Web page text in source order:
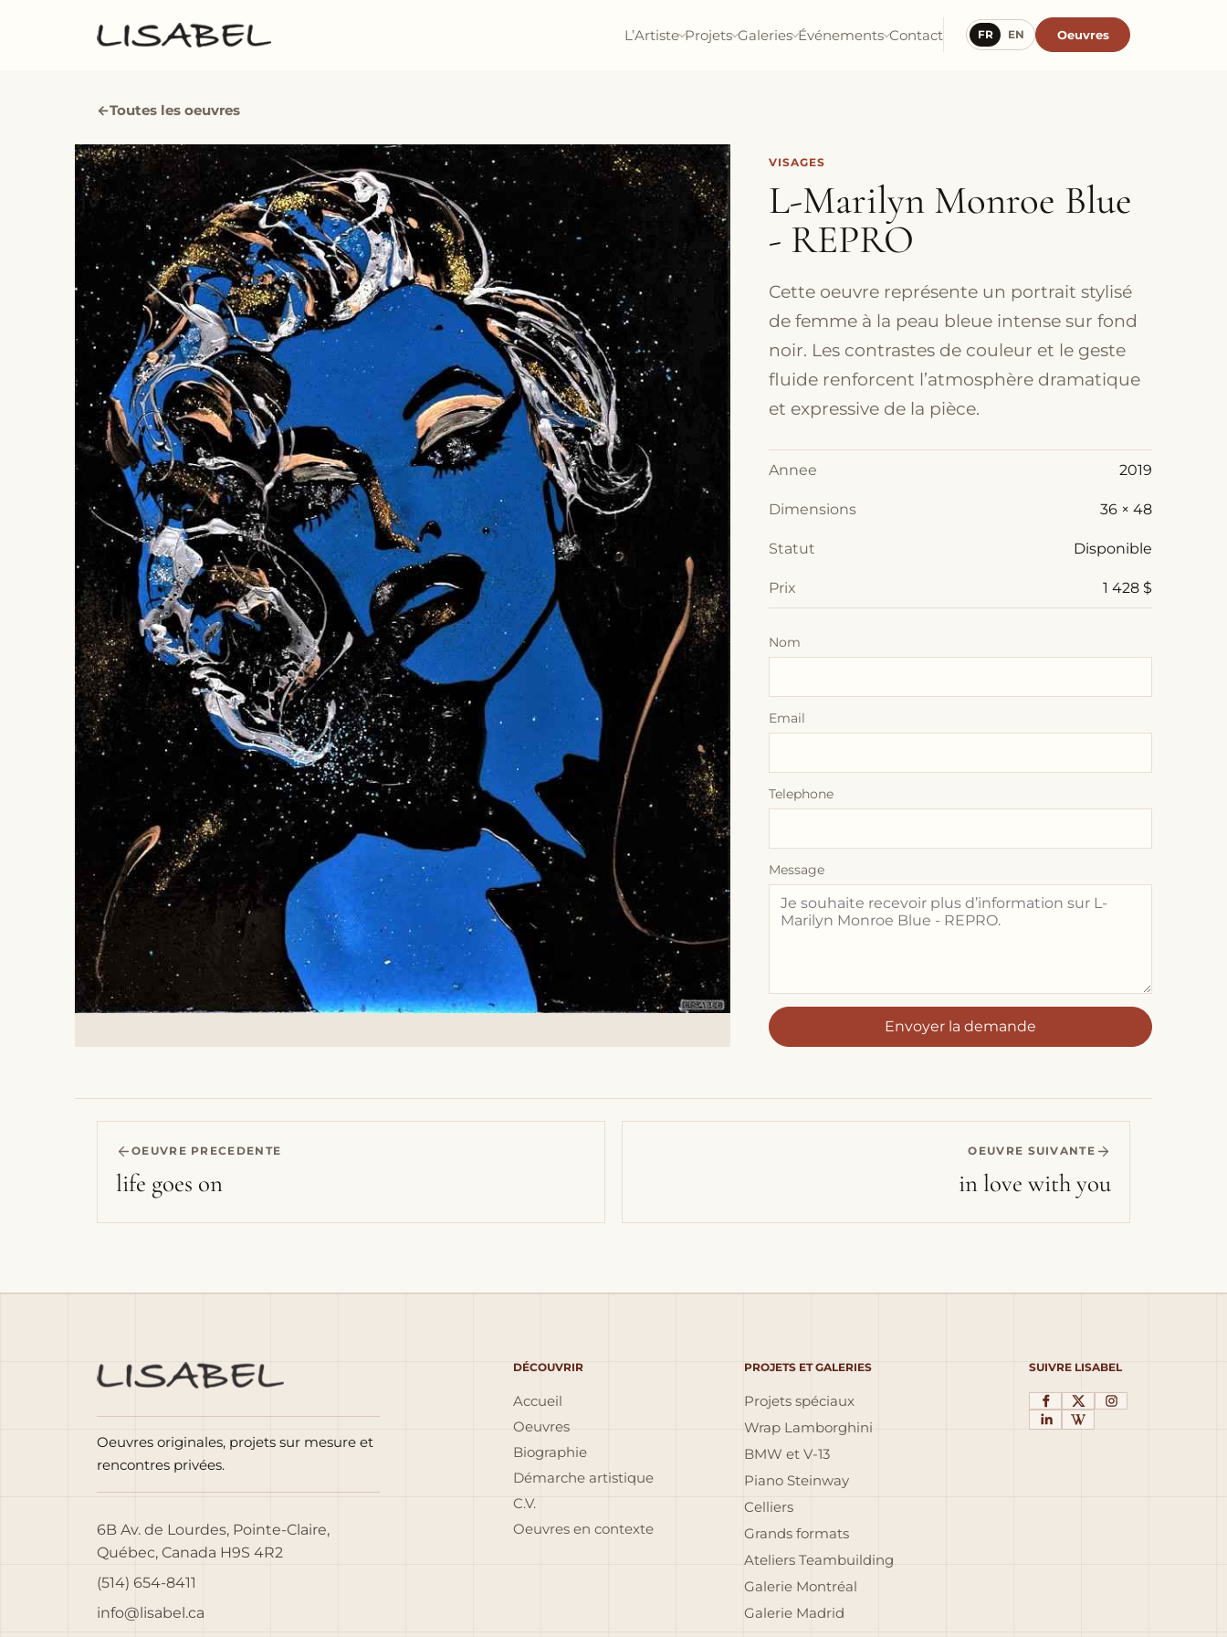
L’Artiste Projets Galeries Événements Contact FR EN Oeuvres
←Toutes les oeuvres
VISAGES
L-Marilyn Monroe Blue
- REPRO
Cette oeuvre représente un portrait stylisé
de femme à la peau bleue intense sur fond
noir. Les contrastes de couleur et le geste
fluide renforcent l’atmosphère dramatique
et expressive de la pièce.
Annee 2019
Dimensions 36 × 48
Statut Disponible
Prix 1 428 $
Nom
Email
Telephone
Message
Envoyer la demande
OEUVRE PRECEDENTE
life goes on
OEUVRE SUIVANTE
in love with you
Oeuvres originales, projets sur mesure et
rencontres privées.
6B Av. de Lourdes, Pointe-Claire,
Québec, Canada H9S 4R2
(514) 654-8411
info@lisabel.ca
DÉCOUVRIR
Accueil
Oeuvres
Biographie
Démarche artistique
C.V.
Oeuvres en contexte
PROJETS ET GALERIES
Projets spéciaux
Wrap Lamborghini
BMW et V-13
Piano Steinway
Celliers
Grands formats
Ateliers Teambuilding
Galerie Montréal
Galerie Madrid
SUIVRE LISABEL